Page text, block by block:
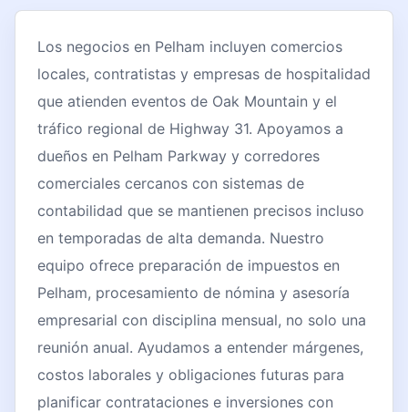
Los negocios en Pelham incluyen comercios
locales, contratistas y empresas de hospitalidad
que atienden eventos de Oak Mountain y el
tráfico regional de Highway 31. Apoyamos a
dueños en Pelham Parkway y corredores
comerciales cercanos con sistemas de
contabilidad que se mantienen precisos incluso
en temporadas de alta demanda. Nuestro
equipo ofrece preparación de impuestos en
Pelham, procesamiento de nómina y asesoría
empresarial con disciplina mensual, no solo una
reunión anual. Ayudamos a entender márgenes,
costos laborales y obligaciones futuras para
planificar contrataciones e inversiones con